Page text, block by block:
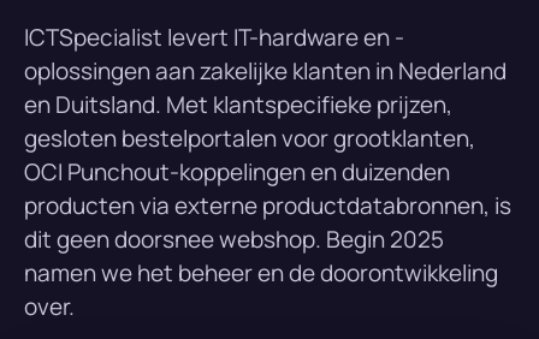
ICTSpecialist levert IT-hardware en -
oplossingen aan zakelijke klanten in Nederland
en Duitsland. Met klantspecifieke prijzen,
gesloten bestelportalen voor grootklanten,
OCI Punchout-koppelingen en duizenden
producten via externe productdatabronnen, is
dit geen doorsnee webshop. Begin 2025
namen we het beheer en de doorontwikkeling
over.